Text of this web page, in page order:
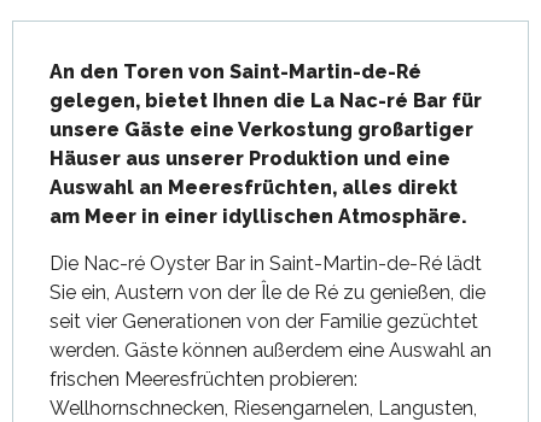
An den Toren von Saint-Martin-de-Ré
gelegen, bietet Ihnen die La Nac-ré Bar für
unsere Gäste eine Verkostung großartiger
Häuser aus unserer Produktion und eine
Auswahl an Meeresfrüchten, alles direkt
am Meer in einer idyllischen Atmosphäre.
Die Nac-ré Oyster Bar in Saint-Martin-de-Ré lädt
Sie ein, Austern von der Île de Ré zu genießen, die
seit vier Generationen von der Familie gezüchtet
werden. Gäste können außerdem eine Auswahl an
frischen Meeresfrüchten probieren:
Wellhornschnecken, Riesengarnelen, Langusten,